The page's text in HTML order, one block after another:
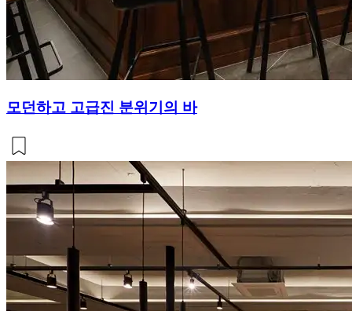
모던하고 고급진 분위기의 바